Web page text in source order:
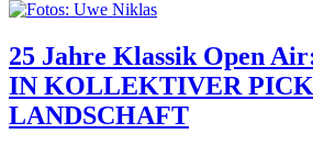
25 Jahre Klassik Open
IN KOLLEKTIVER
LANDSCHAFT